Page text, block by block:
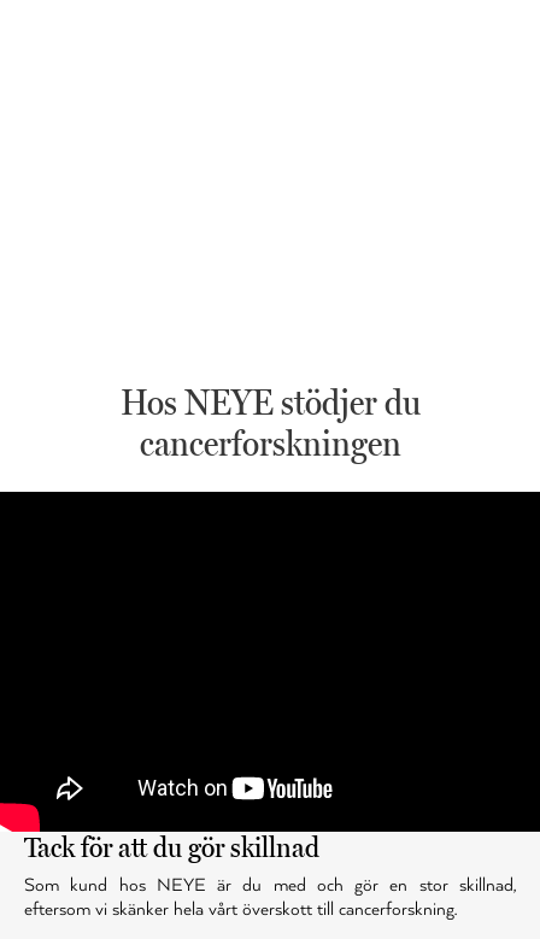
Hos NEYE stödjer du
cancerforskningen
Tack för att du gör skillnad
Som kund hos NEYE är du med och gör en stor skillnad,
eftersom vi skänker hela vårt överskott till cancerforskning.